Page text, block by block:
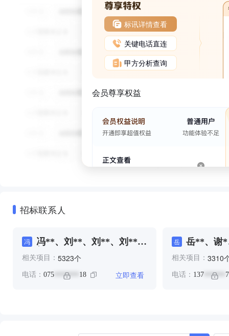
标讯详情查看
关键电话直连
甲方分析查询
会员尊享权益
招标联系人
冯
冯**、刘**、刘**、刘**、
尹**、岳**、彭**、文**、
谢**、郑**、郑**、钟**、
相关项目： 5323个
电话： 075 ******* 18 立即查看
岳 岳**、谢*
相关项目： 3310
电话： 137 ******